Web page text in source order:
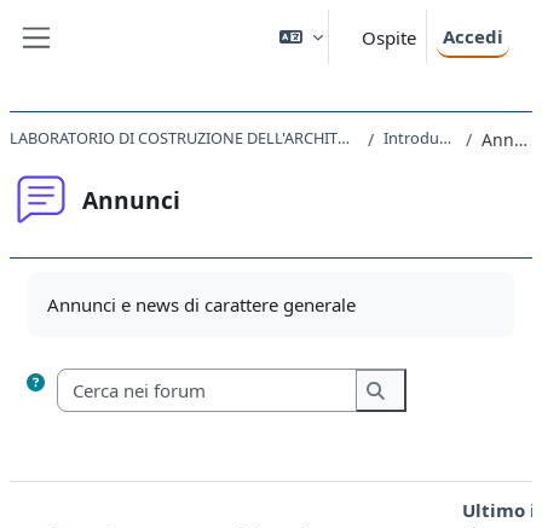
Ospite Accedi
LABORATORIO DI COSTRUZIONE DELL'ARCHITETTURA II 2020 Introduzione Annunci
Annunci
Annunci e news di carattere generale
Cerca nei forum
Cerca nei forum
Ultimo